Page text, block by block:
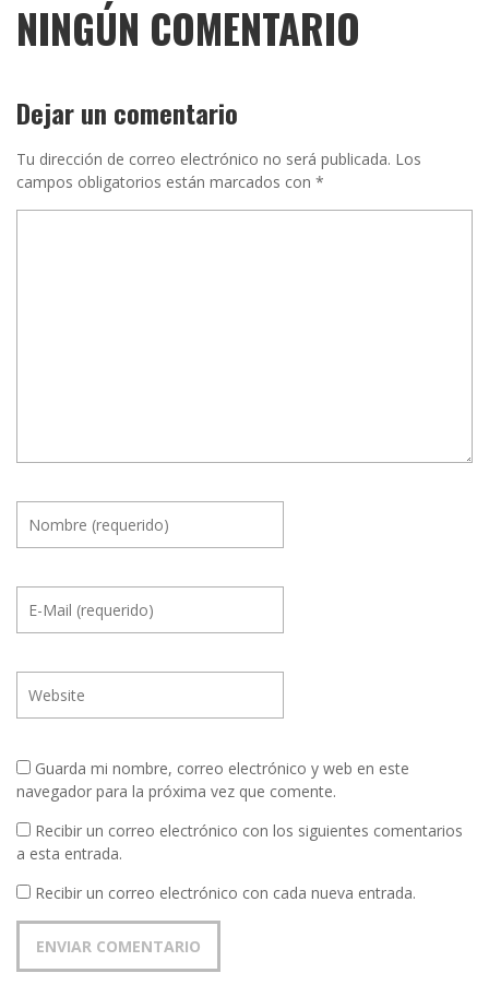
NINGÚN COMENTARIO
Dejar un comentario
Tu dirección de correo electrónico no será publicada. Los
campos obligatorios están marcados con *
Guarda mi nombre, correo electrónico y web en este
navegador para la próxima vez que comente.
Recibir un correo electrónico con los siguientes comentarios
a esta entrada.
Recibir un correo electrónico con cada nueva entrada.